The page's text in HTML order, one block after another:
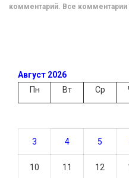
комментарий. Все
Август 2026
Пн
Вт Ср
3 4 5
10 11 12